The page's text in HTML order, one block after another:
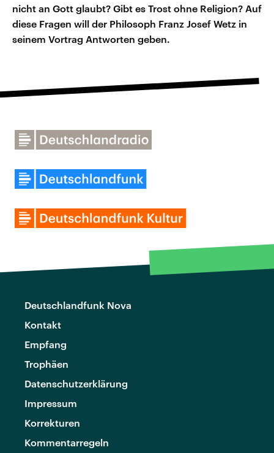
nicht an Gott glaubt? Gibt es Trost ohne Religion? Auf
diese Fragen will der Philosoph Franz Josef Wetz in
seinem Vortrag Antworten geben.
Deutschlandfunk Nova
Kontakt
Empfang
Trophäen
Datenschutzerklärung
Impressum
Korrekturen
Kommentarregeln